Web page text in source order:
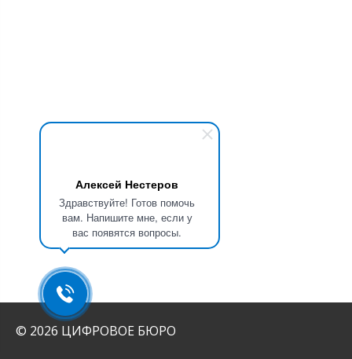
Алексей Нестеров
Здравствуйте! Готов помочь
вам. Напишите мне, если у
вас появятся вопросы.
© 2026 ЦИФРОВОЕ БЮРО